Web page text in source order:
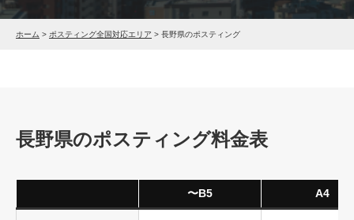
ホーム > ポスティング全国対応エリア > 長野県のポスティング
長野県のポスティング料金表
〜B5 A4